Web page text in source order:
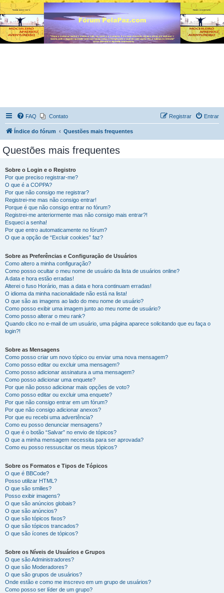
FAQ Contato Entrar
Registrar
Índice do fórum Questões mais frequentes
Questões mais frequentes
Sobre o Login e o Registro
Por que preciso registrar-me?
O que é a COPPA?
Por que não consigo me registrar?
Registrei-me mas não consigo entrar!
Porque é que não consigo entrar no fórum?
Registrei-me anteriormente mas não consigo mais entrar?!
Esqueci a senha!
Por que entro automaticamente no fórum?
O que a opção de “Excluir cookies” faz?
Sobre as Preferências e Configuração de Usuários
Como altero a minha configuração?
Como posso ocultar o meu nome de usuário da lista de usuários online?
A data e hora estão erradas!
Alterei o fuso Horário, mas a data e hora continuam erradas!
O idioma da minha nacionalidade não está na lista!
O que são as imagens ao lado do meu nome de usuário?
Como posso exibir uma imagem junto ao meu nome de usuário?
Como posso alterar o meu rank?
Quando clico no e-mail de um usuário, uma página aparece solicitando que eu faça o
login?!
Sobre as Mensagens
Como posso criar um novo tópico ou enviar uma nova mensagem?
Como posso editar ou excluir uma mensagem?
Como posso adicionar assinatura a uma mensagem?
Como posso adicionar uma enquete?
Por que não posso adicionar mais opções de voto?
Como posso editar ou excluir uma enquete?
Por que não consigo entrar em um fórum?
Por que não consigo adicionar anexos?
Por que eu recebi uma advertência?
Como eu posso denunciar mensagens?
O que é o botão “Salvar” no envio de tópicos?
O que a minha mensagem necessita para ser aprovada?
Como eu posso ressuscitar os meus tópicos?
Sobre os Formatos e Tipos de Tópicos
O que é BBCode?
Posso utilizar HTML?
O que são smilies?
Posso exibir imagens?
O que são anúncios globais?
O que são anúncios?
O que são tópicos fixos?
O que são tópicos trancados?
O que são ícones de tópicos?
Sobre os Níveis de Usuários e Grupos
O que são Administradores?
O que são Moderadores?
O que são grupos de usuários?
Onde estão e como me inscrevo em um grupo de usuários?
Como posso ser líder de um grupo?